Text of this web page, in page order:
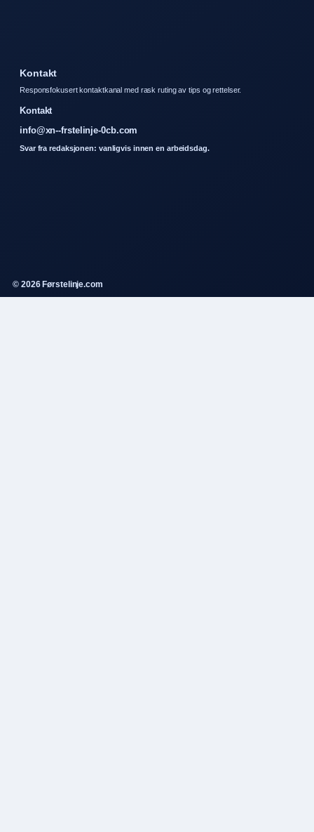
Kontakt
Responsfokusert kontaktkanal med rask ruting av tips og rettelser.
Kontakt
info@xn--frstelinje-0cb.com
Svar fra redaksjonen: vanligvis innen en arbeidsdag.
© 2026 Førstelinje.com